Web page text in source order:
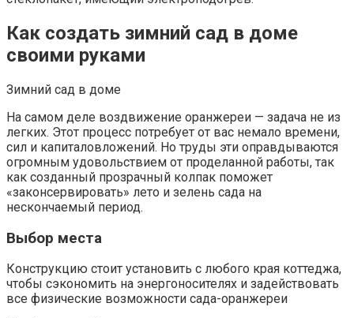
Как создать зимний сад в доме
своими руками
Зимний сад в доме
На самом деле воздвижение оранжереи — задача не из
легких. Этот процесс потребует от вас немало времени,
сил и капиталовложений. Но труды эти оправдываются
огромным удовольствием от проделанной работы, так
как созданный прозрачный колпак поможет
«законсервировать» лето и зелень сада на
нескончаемый период.
Выбор места
Конструкцию стоит установить с любого края коттеджа,
чтобы сэкономить на энергоносителях и задействовать
все физические возможности сада-оранжереи